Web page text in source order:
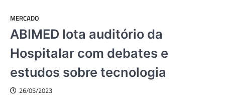
MERCADO
ABIMED lota auditório da
Hospitalar com debates e
estudos sobre tecnologia
26/05/2023